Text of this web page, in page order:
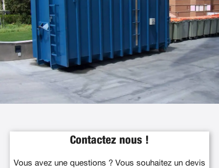
Contactez nous !
Vous avez une questions ? Vous souhaitez un devis